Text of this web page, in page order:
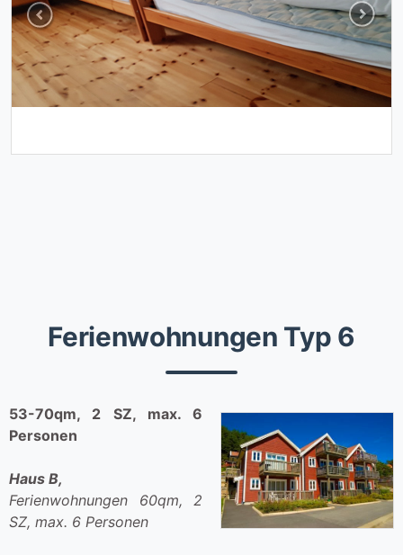
Previous Next
Ferienwohnungen Typ 6
53-70qm, 2 SZ, max. 6
Personen
Haus B,
Ferienwohnungen 60qm, 2
SZ, max. 6 Personen